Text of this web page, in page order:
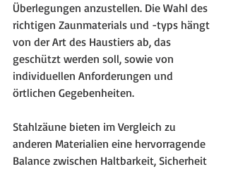
Überlegungen anzustellen. Die Wahl des
richtigen Zaunmaterials und -typs hängt
von der Art des Haustiers ab, das
geschützt werden soll, sowie von
individuellen Anforderungen und
örtlichen Gegebenheiten.
Stahlzäune bieten im Vergleich zu
anderen Materialien eine hervorragende
Balance zwischen Haltbarkeit, Sicherheit